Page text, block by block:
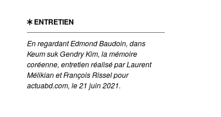
ENTRETIEN
En regardant Edmond Baudoin, dans
Keum suk Gendry Kim, la mémoire
coréenne, entretien réalisé par Laurent
Mélikian et François Rissel pour
actuabd.com, le 21 juin 2021.